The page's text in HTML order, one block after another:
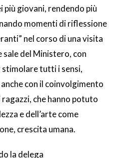
giovani, rendendo più
momenti di riflessione
nel corso di una visita
del Ministero, con
stimolare tutti i sensi,
con il coinvolgimento
che hanno potuto
e dell’arte come
crescita umana.
la delega